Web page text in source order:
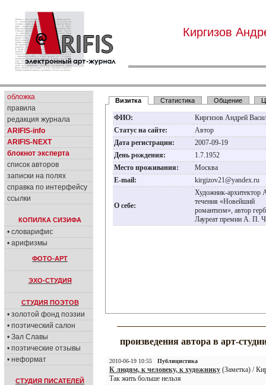
Киргизов
обложка
правила
редакция журнала
ARIFIS-info
ARIFIS-NEXT
блокнот эксперта
список авторов
записки на полях
справка по интерфейсу
ссылки
КОПИЛКА СИЗИФА
• словарифис
• арифизмы
ФОТО-АРТ
ЭХО-СТУДИЯ
СТУДИЯ ПОЭТОВ
• золотой фонд поэзии
• поэтический салон
• Зал Славы
• поэтические отзывы
• неформат
СТУДИЯ ПИСАТЕЛЕЙ
Визитка Статистика Общение
ФИО:
Киргизов Андрей
Статус на сайте:
Автор
Дата регистрации:
2007-09-19
День рождения:
1.7.1952
Место проживания:
Москва
E-mail:
kirgizov21@yandex.ru
О себе:
Художник-архитектор
течения «Новейший
романтизм», автор
Лауреат премии А. П.
произведения автора в арт-
2010-06-19 10:55 Публицистика
К людям, к человеку, к художнику (Заметка) /
Так жить больше нельзя